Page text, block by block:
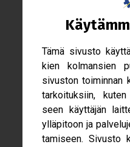
Tämä sivusto
kien kol­man­sien
sivus­ton toi­min­nan
tar­koi­tuk­siin,
seen käyt­tä­jän
yllä­pi­toon ja
ta­mi­seen. Sivusto